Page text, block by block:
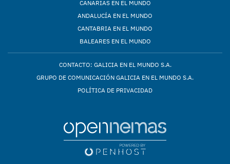
CANARIAS EN EL MUNDO
ANDALUCÍA EN EL MUNDO
CANTABRIA EN EL MUNDO
BALEARES EN EL MUNDO
CONTACTO: GALICIA EN EL MUNDO S.A.
GRUPO DE COMUNICACIÓN GALICIA EN EL MUNDO S.A.
POLÍTICA DE PRIVACIDAD